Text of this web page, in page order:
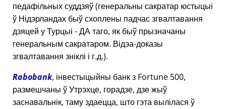
педафільных суддзяў (генеральны сакратар юстыцыі
ў Нідэрландах быў схоплены падчас згвалтавання
дзяцей у Турцыі - ДА таго, як быў прызначаны
генеральным сакратаром. Відэа-доказы
згвалтавання зніклі і г.д.).
Rabobank, інвестыцыйны банк з Fortune 500,
размешчаны ў Утрэхце, горадзе, дзе жыў
заснавальнік, таму здаецца, што гэта вылілася ў